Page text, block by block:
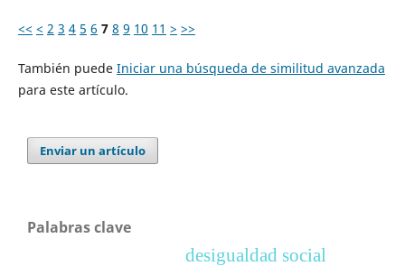
<< < 2 3 4 5 6 7 8 9 10 11 > >>
También puede Iniciar una búsqueda de similitud avanzada
para este artículo.
Enviar un artículo
Palabras clave
desigualdad social